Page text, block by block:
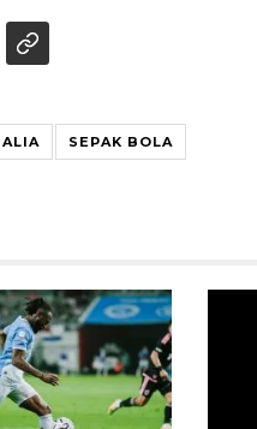
SEPAK BOLA
Ekonomi
tumbuh
2026-08-06